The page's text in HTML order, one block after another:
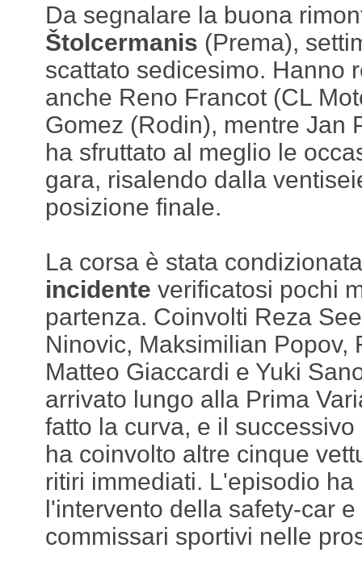
Da segnalare la buona
Štolcermanis (Prema),
scattato sedicesimo. Hanno
anche Reno Francot (CL
Gomez (Rodin), mentre Jan
ha sfruttato al meglio le
gara, risalendo dalla
posizione finale.
La corsa è stata
incidente verificatosi pochi
partenza. Coinvolti Reza
Ninovic, Maksimilian Popov,
Matteo Giaccardi e Yuki
arrivato lungo alla Prima
fatto la curva, e il
ha coinvolto altre cinque
ritiri immediati. L'episodio
l'intervento della safety-car
commissari sportivi nelle